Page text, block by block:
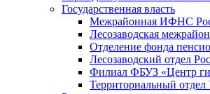
Государственная власть
Межрайонная ИФНС
Лесозаводская
Отделение фонда
Лесозаводский отдел
Филиал ФБУЗ «Центр
Территориальный отдел